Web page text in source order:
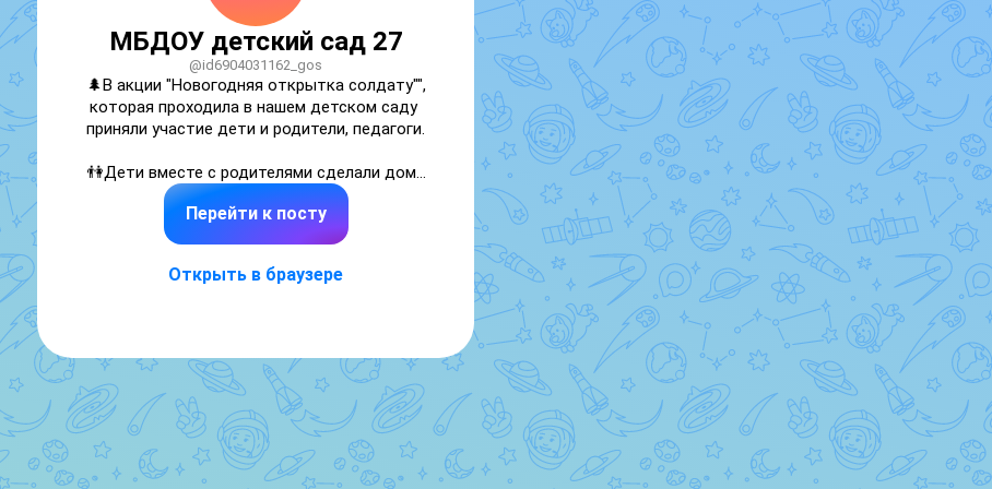
МБДОУ детский сад 27
@id6904031162_gos
🌲В акции "Новогодняя открытка солдату"",
которая проходила в нашем детском саду
приняли участие дети и родители, педагоги.
👫Дети вместе с родителями сделали дома
красивые ни поздравительные открытки .
Выражаем огромную благодарность
родителям, принявшим участие в акции, ведь
особенно когда они так далеко от дома.
частичку тепла и любви, а взрослые
написали в открытках слова-пожелания!
Мы уверены, что такой акт доброты и тепла
поможет ребятам не только выразить свою
поддержку, но и ощутить причастность к
Перейти к посту
Открыть в браузере